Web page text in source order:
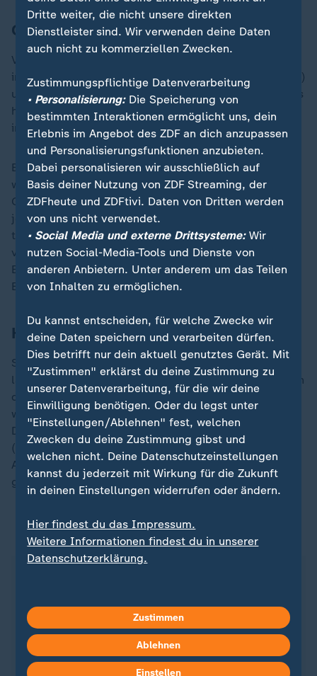
Carl hat Podestplatz sicher
Vor dem letzten Einzelrennen am Sonntag über 50 km
in Lahti liegt Carl (1.733 Punkte) vor Niskanen (1.569)
und Slind (1.515). Die US-Amerikanerin Jessie Diggins
hatte sich bereits am vergangenen Wochenende zum
insgesamt dritten Mal den Gesamtweltcup gesichert.
Beim abschließenden 50-km-Rennen am Sonntag
werden neben den bis zu 100 Punkten für das
Gesamtergebnis an sechs Zwischenwertungen noch
jeweils bis zu 15 Bonuspunkte vergeben. Nur
theoretisch könnte damit Niskanen noch an Carl
vorbeiziehen. Platz zwei ist mit satten rund 47.900
Euro Preisgeld dotiert, für Rang drei gibt es 36.600
Euro.
Historischer Erfolg für Carl
Seit Einführung des Weltcups in der Saison 1979/80
landete noch keine deutsche Läuferin unter den besten
drei der Abschlusswertung. Evi Sachenbacher-Stehle
war zweimal Vierte (2002/03 und 2005/06).
Deutsche Männer hatten durch René Sommerfeldt
(2003/04), Axel Teichmann (2004/05) und Tobias
Angerer (2005/06 und 2006/07) viermal in Folge die
große Kristallkugel gewonnen.
ZDFsportstudio auf WhatsApp
Dritte weiter, die nicht unsere direkten
Dienstleister sind. Wir verwenden deine Daten
auch nicht zu kommerziellen Zwecken.
Zustimmungspflichtige Datenverarbeitung
• Personalisierung:Die Speicherung von
bestimmten Interaktionen ermöglicht uns, dein
Erlebnis im Angebot des ZDF an dich anzupassen
und Personalisierungsfunktionen anzubieten.
Dabei personalisieren wir ausschließlich auf
Basis deiner Nutzung von ZDF Streaming, der
ZDFheute und ZDFtivi. Daten von Dritten werden
von uns nicht verwendet.
• Social Media und externe Drittsysteme:Wir
nutzen Social-Media-Tools und Dienste von
anderen Anbietern. Unter anderem um das Teilen
von Inhalten zu ermöglichen.
Du kannst entscheiden, für welche Zwecke wir
deine Daten speichern und verarbeiten dürfen.
Dies betrifft nur dein aktuell genutztes Gerät. Mit
"Zustimmen" erklärst du deine Zustimmung zu
unserer Datenverarbeitung, für die wir deine
Einwilligung benötigen. Oder du legst unter
"Einstellungen/Ablehnen" fest, welchen
Zwecken du deine Zustimmung gibst und
welchen nicht. Deine Datenschutzeinstellungen
kannst du jederzeit mit Wirkung für die Zukunft
in deinen Einstellungen widerrufen oder ändern.
Hier findest du das Impressum.
Weitere Informationen findest du in unserer
Datenschutzerklärung.
Zustimmen
Ablehnen
Einstellen